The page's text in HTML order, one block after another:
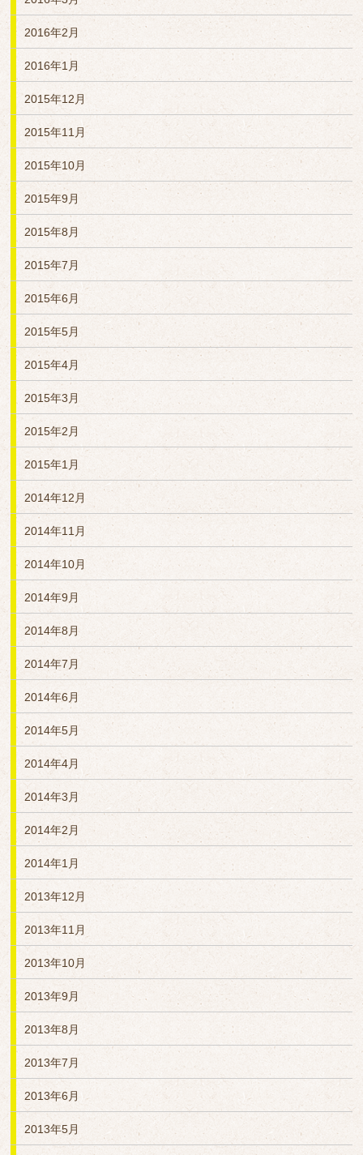
2016年2月
2016年1月
2015年12月
2015年11月
2015年10月
2015年9月
2015年8月
2015年7月
2015年6月
2015年5月
2015年4月
2015年3月
2015年2月
2015年1月
2014年12月
2014年11月
2014年10月
2014年9月
2014年8月
2014年7月
2014年6月
2014年5月
2014年4月
2014年3月
2014年2月
2014年1月
2013年12月
2013年11月
2013年10月
2013年9月
2013年8月
2013年7月
2013年6月
2013年5月